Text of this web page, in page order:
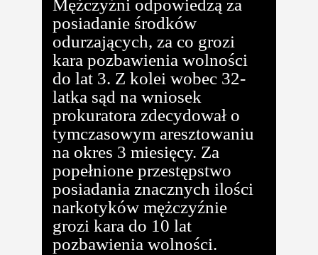
Mężczyźni odpowiedzą za
posiadanie środków
odurzających, za co grozi
kara pozbawienia wolności
do lat 3. Z kolei wobec 32-
latka sąd na wniosek
prokuratora zdecydował o
tymczasowym aresztowaniu
na okres 3 miesięcy. Za
popełnione przestępstwo
posiadania znacznych ilości
narkotyków mężczyźnie
grozi kara do 10 lat
pozbawienia wolności.